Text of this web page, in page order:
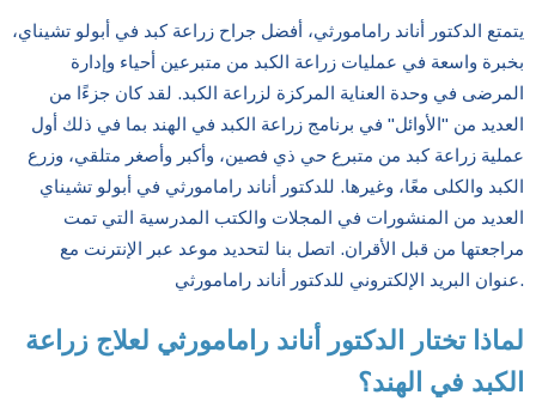
يتمتع الدكتور أناند رامامورثي، أفضل جراح زراعة كبد في أبولو تشيناي،
بخبرة واسعة في عمليات زراعة الكبد من متبرعين أحياء وإدارة
المرضى في وحدة العناية المركزة لزراعة الكبد. لقد كان جزءًا من
العديد من "الأوائل" في برنامج زراعة الكبد في الهند بما في ذلك أول
عملية زراعة كبد من متبرع حي ذي فصين، وأكبر وأصغر متلقي، وزرع
الكبد والكلى معًا، وغيرها. للدكتور أناند رامامورثي في أبولو تشيناي
العديد من المنشورات في المجلات والكتب المدرسية التي تمت
مراجعتها من قبل الأقران. اتصل بنا لتحديد موعد عبر الإنترنت مع
عنوان البريد الإلكتروني للدكتور أناند رامامورثي.
لماذا تختار الدكتور أناند رامامورثي لعلاج زراعة
الكبد في الهند؟